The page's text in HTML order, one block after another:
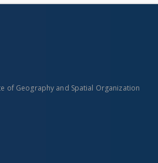
of Geography and Spatial Organization